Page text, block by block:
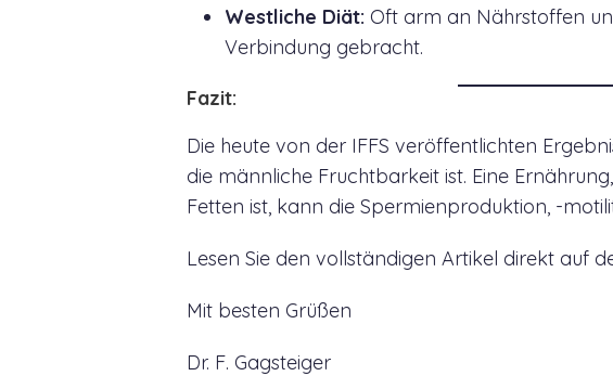
Westliche Diät: Oft arm an Nährstoffen
Verbindung gebracht.
Fazit:
Die heute von der IFFS veröffentlichten
die männliche Fruchtbarkeit ist. Eine
Fetten ist, kann die Spermienproduktion, -
Lesen Sie den vollständigen Artikel direkt auf
Mit besten Grüßen
Dr. F. Gagsteiger